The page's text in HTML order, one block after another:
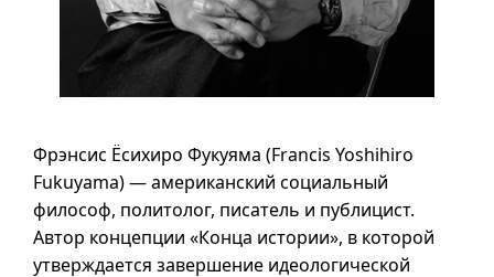
Фрэнсис Ёсихиро Фукуяма (Francis Yoshihiro
Fukuyama) — американский социальный
философ, политолог, писатель и публицист.
Автор концепции «Конца истории», в которой
утверждается завершение идеологической